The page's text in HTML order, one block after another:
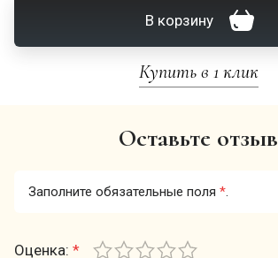
В корзину
Купить в 1 клик
Оставьте отзыв
Заполните обязательные поля *.
Оценка: *